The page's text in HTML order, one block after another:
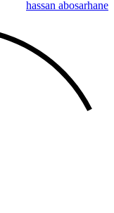
hassan abosarhane